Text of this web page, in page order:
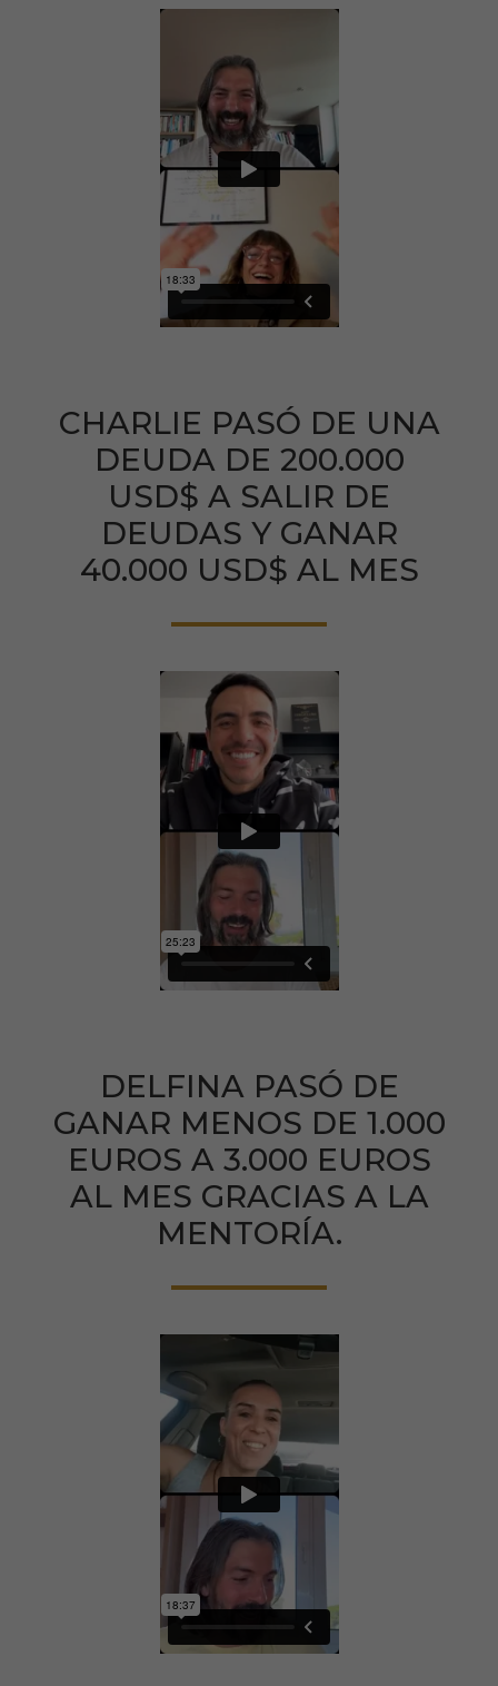
CHARLIE PASÓ DE UNA
DEUDA DE 200.000
USD$ A SALIR DE
DEUDAS Y GANAR
40.000 USD$ AL MES
DELFINA PASÓ DE
GANAR MENOS DE 1.000
EUROS A 3.000 EUROS
AL MES GRACIAS A LA
MENTORÍA.